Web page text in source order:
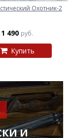
Охотник-2
1 490 руб.
Купить
И